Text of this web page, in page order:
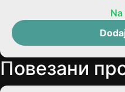
Повезани